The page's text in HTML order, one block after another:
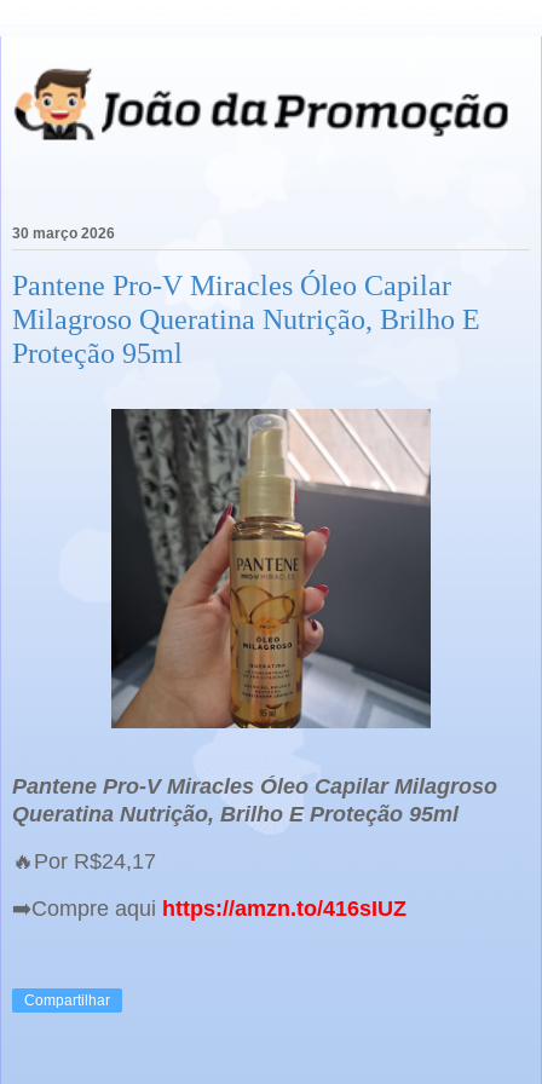
30 março 2026
Pantene Pro-V Miracles Óleo Capilar
Milagroso Queratina Nutrição, Brilho E
Proteção 95ml
Pantene Pro-V Miracles Óleo Capilar Milagroso
Queratina Nutrição, Brilho E Proteção 95ml
🔥Por R$24,17
➡️Compre aqui https://amzn.to/416sIUZ
Compartilhar